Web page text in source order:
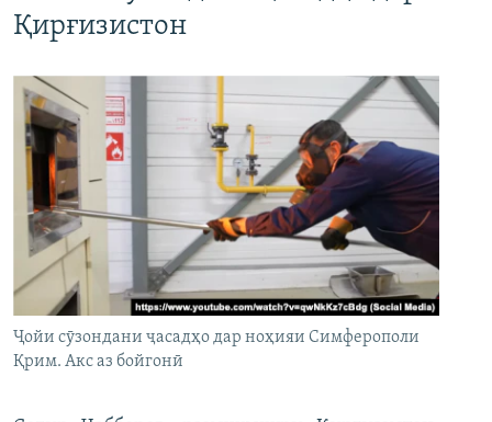
Қирғизистон
Ҷойи сӯзондани ҷасадҳо дар ноҳияи Симферополи
Қрим. Акс аз бойгонӣ